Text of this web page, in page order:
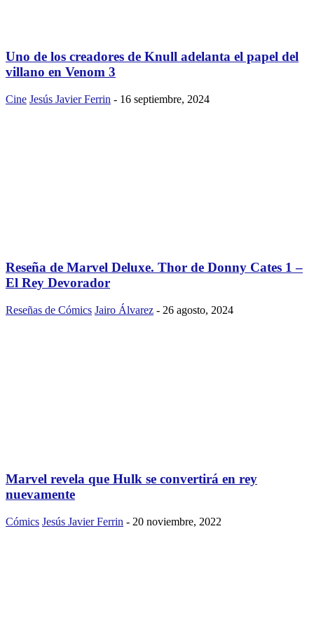
Uno de los creadores de Knull adelanta el papel del
villano en Venom 3
Cine Jesús Javier Ferrin - 16 septiembre, 2024
Reseña de Marvel Deluxe. Thor de Donny Cates 1 –
El Rey Devorador
Reseñas de Cómics Jairo Álvarez - 26 agosto, 2024
Marvel revela que Hulk se convertirá en rey
nuevamente
Cómics Jesús Javier Ferrin - 20 noviembre, 2022